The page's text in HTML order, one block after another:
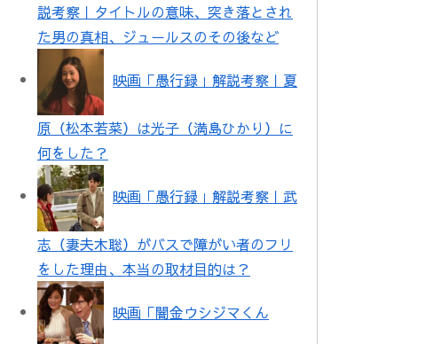
説考察｜タイトルの意味、突き落とされ
た男の真相、ジュールスのその後など
映画「愚行録」解説考察｜夏
原（松本若菜）は光子（満島ひかり）に
何をした？
映画「愚行録」解説考察｜武
志（妻夫木聡）がバスで障がい者のフリ
をした理由、本当の取材目的は？
映画「闇金ウシジマくん